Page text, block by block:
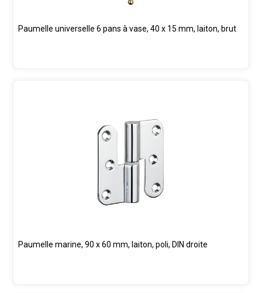
Paumelle universelle 6 pans à vase, 40 x 15 mm, laiton, brut
Paumelle marine, 90 x 60 mm, laiton, poli, DIN droite